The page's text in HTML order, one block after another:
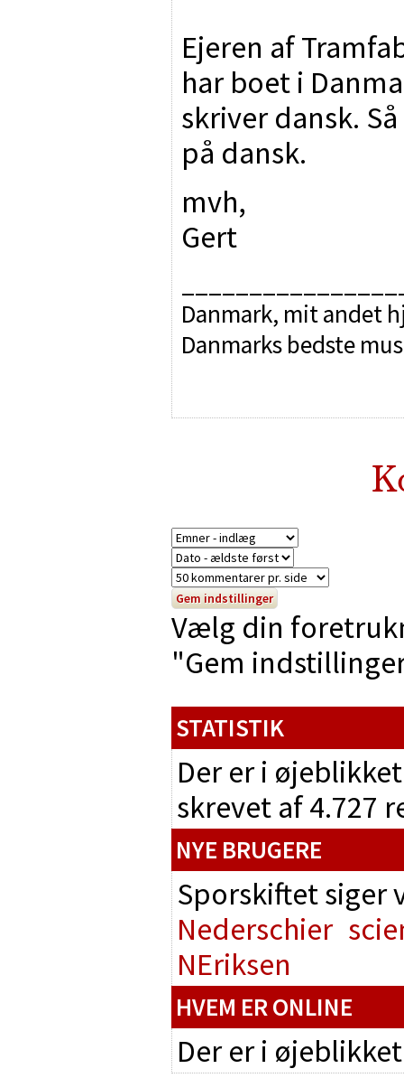
Ejeren af
har boet i
skriver dansk.
på dansk.
mvh,
Gert
Danmark, mit andet
Danmarks bedste
Vælg din
"Gem
STATISTIK
Der er i
skrevet af 4.727
NYE BRUGERE
Sporskiftet
Nederschier
NEriksen
HVEM ER ONLINE
Der er i